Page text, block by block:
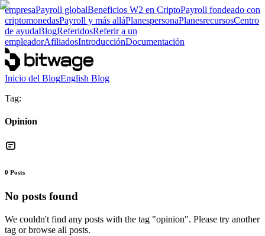
empresaPayroll globalBeneficios W2 en CriptoPayroll fondeado con
criptomonedasPayroll y más alláPlanespersonaPlanesrecursosCentro
de ayudaBlogReferidosReferir a un
empleadorAfiliadosIntroducciónDocumentación
Inicio del BlogEnglish Blog
Tag:
Opinion
0 Posts
No posts found
We couldn't find any posts with the tag "opinion". Please try another
tag or browse all posts.